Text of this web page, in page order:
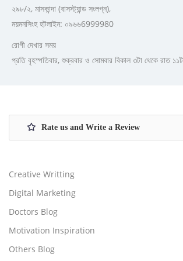
২৯৮/২, মাসকান্দা (বাসস্ট্যান্ড সংলগ্ন),
ময়মনসিংহ হটলাইন: ০৯৬৬6999980
রোগী দেখার সময়
প্রতি বৃহস্পতিবার, শুক্রবার ও সোমবার বিকাল ৩টা থেকে রাত
Rate us and Write a Review
Creative Writting
Digital Marketing
Doctors Blog
Motivation Inspiration
Others Blog